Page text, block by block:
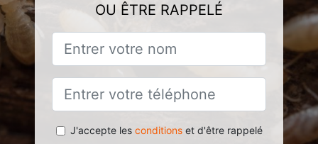
OU ÊTRE RAPPELÉ
J'accepte les conditionset d'être rappelé